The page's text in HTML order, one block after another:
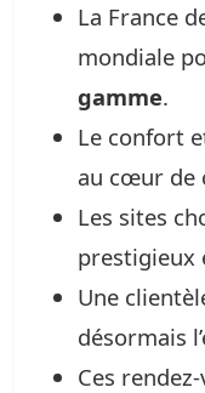
La France
mondiale
gamme.
Le confort
au cœur de
Les sites
prestigieux
Une
désormais
Ces